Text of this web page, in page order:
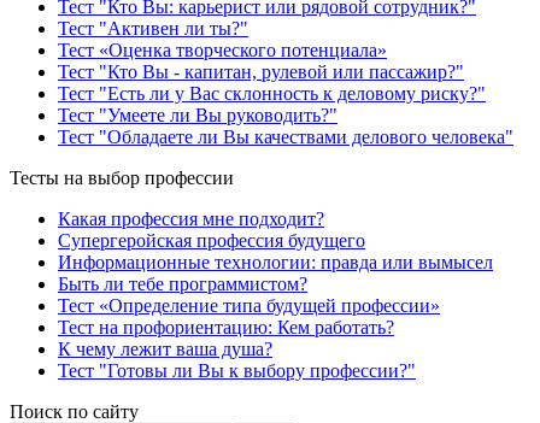
Тест "Кто Вы: карьерист или рядовой сотрудник?"
Тест "Активен ли ты?"
Тест «Оценка творческого потенциала»
Тест "Кто Вы - капитан, рулевой или пассажир?"
Тест "Есть ли у Вас склонность к деловому риску?"
Тест "Умеете ли Вы руководить?"
Тест "Обладаете ли Вы качествами делового человека"
Тесты на выбор профессии
Какая профессия мне подходит?
Супергеройская профессия будущего
Информационные технологии: правда или вымысел
Быть ли тебе программистом?
Тест «Определение типа будущей профессии»
Тест на профориентацию: Кем работать?
К чему лежит ваша душа?
Тест "Готовы ли Вы к выбору профессии?"
Поиск по сайту